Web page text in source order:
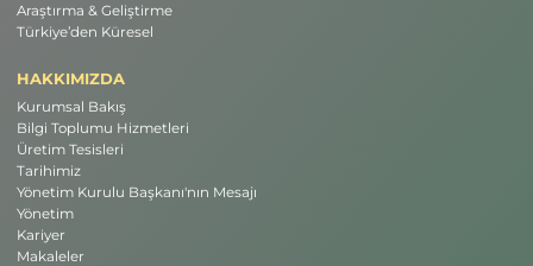
Araştırma & Geliştirme
Türkiye’den Küresel
HAKKIMIZDA
Kurumsal Bakış
Bilgi Toplumu Hizmetleri
Üretim Tesisleri
Tarihimiz
Yönetim Kurulu Başkanı'nın Mesajı
Yönetim
Kariyer
Makaleler